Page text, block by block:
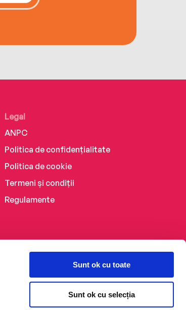
Sunt ok cu toate
Sunt ok cu selecția
Legal
ANPC
Politica de confidențialitate
Politica de cookie
Termeni și condiții
Regulamente